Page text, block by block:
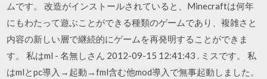
ムです。 改造がインストールされていると、Minecraftは何年
にもわたって遊ぶことができる種類のゲームであり、複雑さと
内容の新しい層で継続的にゲームを再発明することができま
す。 私はml - 名無しさん 2012-09-15 12:41:43 . ミスです。 私
はmlとpc導入→起動→fml含む他mod導入で無事起動しました。